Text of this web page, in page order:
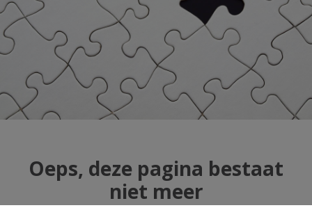
Oeps, deze pagina bestaat
niet meer